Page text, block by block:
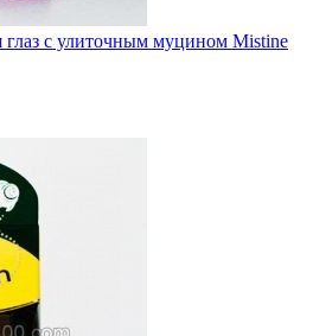
глаз с улиточным муцином Mistine